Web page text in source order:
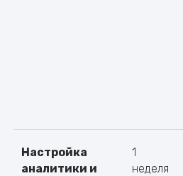
Настройка
аналитики и
1
неделя